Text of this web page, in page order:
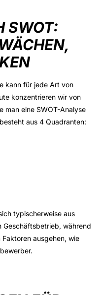
SWOT:
kann für jede Art von
konzentrieren wir von
man eine SWOT-Analyse
aus 4 Quadranten:
typischerweise aus
Geschäftsbetrieb, während
ausgehen, wie